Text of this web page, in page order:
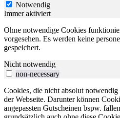
Notwendig
Immer aktiviert
Ohne notwendige Cookies
vorgesehen. Es werden keine
gespeichert.
Nicht notwendig
non-necessary
Cookies, die nicht absolut
der Webseite. Darunter können
angepassten Gutscheinen bspw.